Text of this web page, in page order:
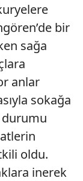
bir
sağa
anlar
sokağa
durumu
oldu.
inerek